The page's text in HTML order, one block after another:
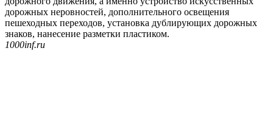
дорожных неровностей, дополнительного освещения
пешеходных переходов, установка дублирующих дорожных
знаков, нанесение разметки пластиком.
1000inf.ru